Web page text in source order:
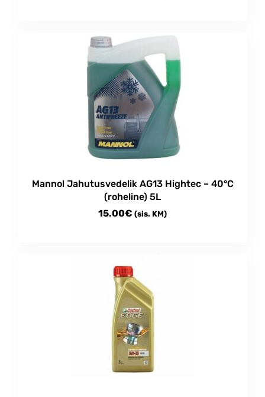
Mannol Jahutusvedelik AG13 Hightec – 40°C
(roheline) 5L
15.00€ (sis. KM)